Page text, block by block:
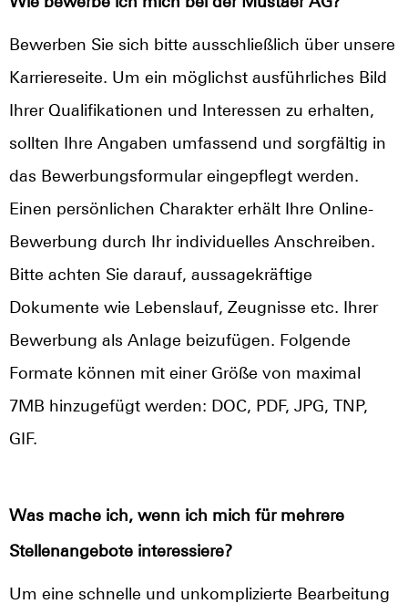
Bewerben Sie sich bitte ausschließlich über unsere
Karriereseite. Um ein möglichst ausführliches Bild
Ihrer Qualifikationen und Interessen zu erhalten,
sollten Ihre Angaben umfassend und sorgfältig in
das Bewerbungsformular eingepflegt werden.
Einen persönlichen Charakter erhält Ihre Online-
Bewerbung durch Ihr individuelles Anschreiben.
Bitte achten Sie darauf, aussagekräftige
Dokumente wie Lebenslauf, Zeugnisse etc. Ihrer
Bewerbung als Anlage beizufügen. Folgende
Formate können mit einer Größe von maximal
7MB hinzugefügt werden: DOC, PDF, JPG, TNP,
GIF.
Was mache ich, wenn ich mich für mehrere
Stellenangebote interessiere?
Um eine schnelle und unkomplizierte Bearbeitung